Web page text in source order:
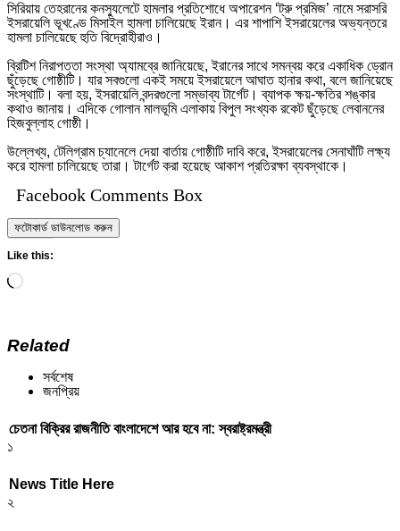
সিরিয়ায় তেহরানের কনস্যুলেটে হামলার প্রতিশোধে অপারেশন ‘ট্রু প্রমিজ’ নামে সরাসরি
ইসরায়েলি ভূখণ্ডে মিসাইল হামলা চালিয়েছে ইরান। এর শাপাশি ইসরায়েলের অভ্যন্তরে
হামলা চালিয়েছে হুতি বিদ্রোহীরাও।
ব্রিটিশ নিরাপত্তা সংস্থা অ্যামব্রে জানিয়েছে, ইরানের সাথে সমন্বয় করে একাধিক ড্রোন
ছুঁড়েছে গোষ্ঠীটি। যার সবগুলো একই সময়ে ইসরায়েলে আঘাত হানার কথা, বলে জানিয়েছে
সংস্থাটি। বলা হয়, ইসরায়েলি বন্দরগুলো সম্ভাব্য টার্গেট। ব্যাপক ক্ষয়-ক্ষতির শঙ্কার
কথাও জানায়। এদিকে গোলান মালভূমি এলাকায় বিপুল সংখ্যক রকেট ছুঁড়েছে লেবাননের
হিজবুল্লাহ গোষ্ঠী।
উল্লেখ্য, টেলিগ্রাম চ্যানেলে দেয়া বার্তায় গোষ্ঠীটি দাবি করে, ইসরায়েলের সেনাঘাঁটি লক্ষ্য
করে হামলা চালিয়েছে তারা। টার্গেট করা হয়েছে আকাশ প্রতিরক্ষা ব্যবস্থাকে।
Facebook Comments Box
ফটোকার্ড ডাউনলোড করুন
Like this:
Loading…
Related
সর্বশেষ
জনপ্রিয়
চেতনা বিক্রির রাজনীতি বাংলাদেশে আর হবে না: স্বরাষ্ট্রমন্ত্রী
১
News Title Here
২